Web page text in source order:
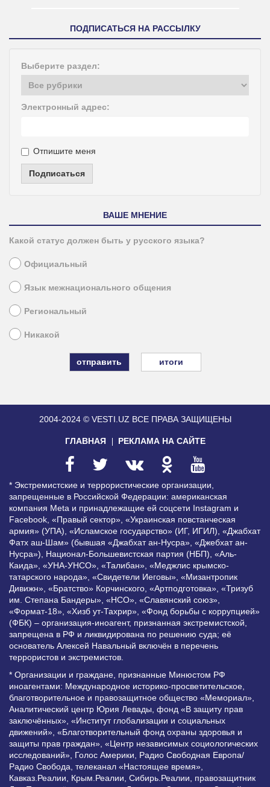
ПОДПИСАТЬСЯ НА РАССЫЛКУ
Выберите раздел:
Электронный адрес:
Отпишите меня
Подписаться
ВАШЕ МНЕНИЕ
Какой статус должен быть у русского языка?
Официальный
Язык межнационального общения
Региональный
Никакой
итоги
2004-2024 © VESTI.UZ ВСЕ ПРАВА ЗАЩИЩЕНЫ
ГЛАВНАЯ РЕКЛАМА НА САЙТЕ
* Экстремистские и террористические организации,
запрещенные в Российской Федерации: американская
компания Meta и принадлежащие ей соцсети Instagram и
Facebook, «Правый сектор», «Украинская повстанческая
армия» (УПА), «Исламское государство» (ИГ, ИГИЛ), «Джабхат
Фатх аш-Шам» (бывшая «Джабхат ан-Нусра», «Джебхат ан-
Нусра»), Национал-Большевистская партия (НБП), «Аль-
Каида», «УНА-УНСО», «Талибан», «Меджлис крымско-
татарского народа», «Свидетели Иеговы», «Мизантропик
Дивижн», «Братство» Корчинского, «Артподготовка», «Тризуб
им. Степана Бандеры», «НСО», «Славянский союз»,
«Формат-18», «Хизб ут-Тахрир», «Фонд борьбы с коррупцией»
(ФБК) – организация-иноагент, признанная экстремистской,
запрещена в РФ и ликвидирована по решению суда; её
основатель Алексей Навальный включён в перечень
террористов и экстремистов.
* Организации и граждане, признанные Минюстом РФ
иноагентами: Международное историко-просветительское,
благотворительное и правозащитное общество «Мемориал»,
Аналитический центр Юрия Левады, фонд «В защиту прав
заключённых», «Институт глобализации и социальных
движений», «Благотворительный фонд охраны здоровья и
защиты прав граждан», «Центр независимых социологических
исследований», Голос Америки, Радио Свободная Европа/
Радио Свобода, телеканал «Настоящее время»,
Кавказ.Реалии, Крым.Реалии, Сибирь.Реалии, правозащитник